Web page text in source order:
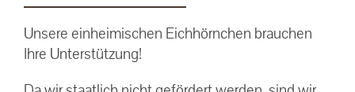
Unsere einheimischen Eichhörnchen brauchen
Ihre Unterstützung!